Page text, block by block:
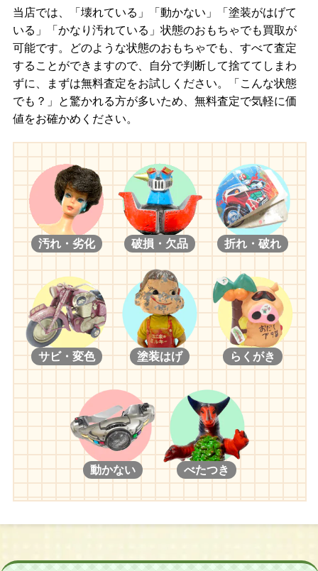
当店では、「壊れている」「動かない」「塗装がはげて
いる」「かなり汚れている」状態のおもちゃでも買取が
可能です。どのような状態のおもちゃでも、すべて査定
することができますので、自分で判断して捨ててしまわ
ずに、まずは無料査定をお試しください。「こんな状態
でも？」と驚かれる方が多いため、無料査定で気軽に価
値をお確かめください。
汚れ・劣化 破損・欠品 折れ・破れ
サビ・変色 塗装はげ らくがき
動かない べたつき